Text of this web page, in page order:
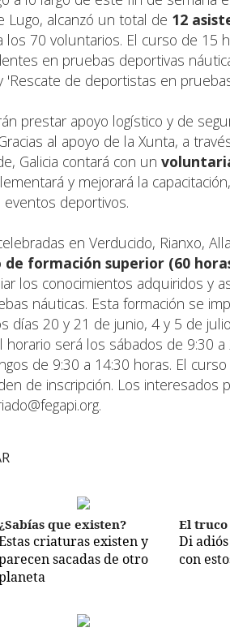
Lugo, alcanzó un total de 12
70 voluntarios. El curso de 15
en pruebas deportivas
'Rescate de deportistas en
prestar apoyo logístico y de
al apoyo de la Xunta, a
Galicia contará con un
y mejorará la
deportivos.
en Verducido, Rianxo,
de formación superior (60
los conocimientos adquiridos y
náuticas. Esta formación se
días 20 y 21 de junio, 4 y 5 de
horario será los sábados de 9:30
de 9:30 a 14:30 horas. El
de inscripción. Los interesados
.
¿Sabías que existen?
criaturas existen y
sacadas de otro
El
Di
con